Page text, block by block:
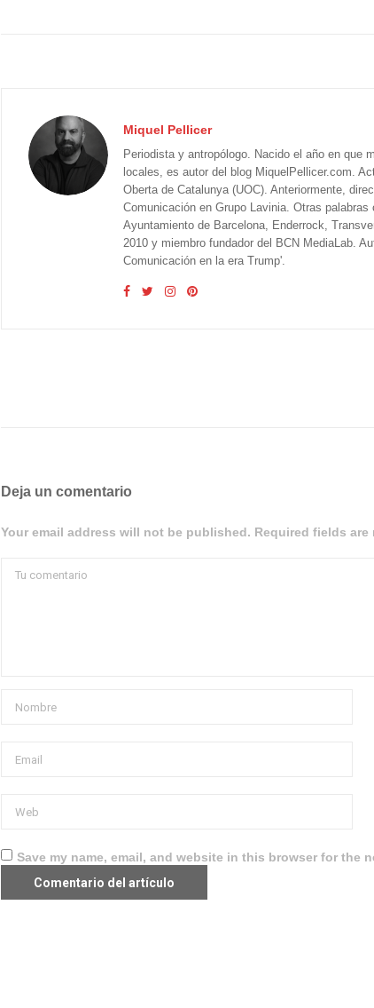
Miquel Pellicer
Periodista y antropólogo. Nacido el año en que
locales, es autor del blog MiquelPellicer.com.
Oberta de Catalunya (UOC). Anteriormente,
Comunicación en Grupo Lavinia. Otras
Ayuntamiento de Barcelona, Enderrock,
2010 y miembro fundador del BCN MediaLab.
Comunicación en la era Trump'.
Deja un comentario
Your email address will not be published. Required fields are
Save my name, email, and website in this browser for the